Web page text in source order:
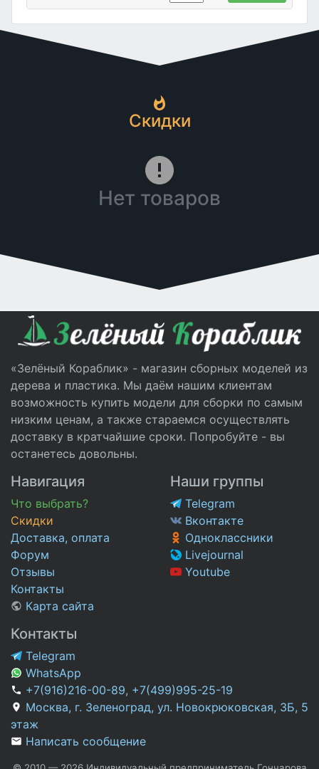
Скидки
Нет товаров
«Зелёный Кораблик» - магазин сборных моделей из
дерева и пластика. Мы даём нашим клиентам
возможность купить модели для сборки по самым
низким ценам, а также стараемся осуществлять
доставку в кратчайшие сроки. Попробуйте - вы
останетесь довольны.
Навигация
Что выбрать?
Скидки
Доставка, оплата
Форум
Отзывы
Контакты
Карта сайта
Наши группы
Telegram
Вконтакте
Одноклассники
Livejournal
Youtube
Контакты
Telegram
WhatsApp
+7(916)216-00-89, +7(499)995-25-19
Москва, г. Зеленоград, ул. Новокрюковская, 3Б, 5
этаж
Написать сообщение